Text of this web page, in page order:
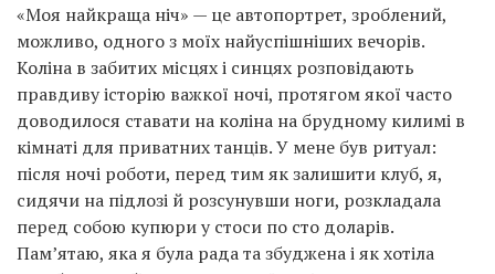
«Моя найкраща ніч» — це автопортрет, зроблений,
можливо, одного з моїх найуспішніших вечорів.
Коліна в забитих місцях і синцях розповідають
правдиву історію важкої ночі, протягом якої часто
доводилося ставати на коліна на брудному килимі в
кімнаті для приватних танців. У мене був ритуал:
після ночі роботи, перед тим як залишити клуб, я,
сидячи на підлозі й розсунувши ноги, розкладала
перед собою купюри у стоси по сто доларів.
Пам’ятаю, яка я була рада та збуджена і як хотіла